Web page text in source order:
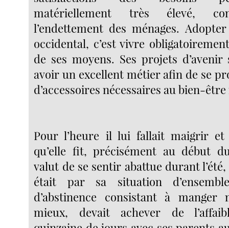
matériellement très élevé,
l’endettement des ménages.
occidental, c’est vivre
de ses moyens. Ses projets
avoir un excellent métier afin de se
d’accessoires nécessaires au bien-
Pour l’heure il lui fallait maigrir et
qu’elle fit, précisément au début
valut de se sentir abattue durant l’été,
était par sa situation
d’abstinence consistant à manger
mieux, devait achever de